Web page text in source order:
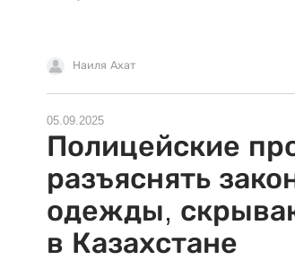
Наиля Ахат
05.09.2025
Полицейские
разъяснять
одежды,
в Казахстане